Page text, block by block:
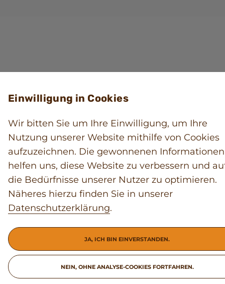
Einwilligung in Cookies
Wir bitten Sie um Ihre Einwilligung, um Ihre
Nutzung unserer Website mithilfe von Cookies
aufzuzeichnen. Die gewonnenen Informationen
helfen uns, diese Website zu verbessern und
die Bedürfnisse unserer Nutzer zu optimieren.
Näheres hierzu finden Sie in unserer
Datenschutzerklärung.
JA, ICH BIN EINVERSTANDEN.
NEIN, OHNE ANALYSE-COOKIES FORTFAHREN.